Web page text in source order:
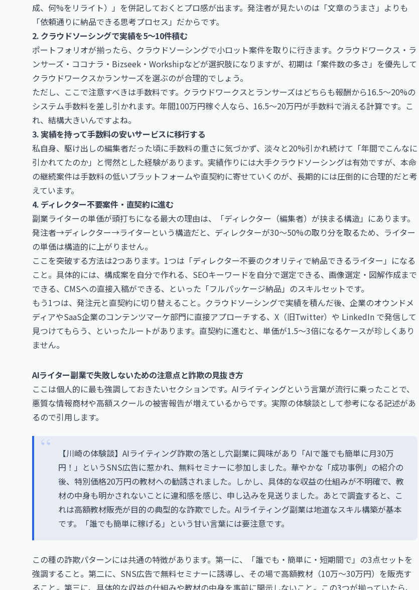
成、何%をリライト）」を併記しておくとプロ感が出ます。発注者が見たいのは「文章のうまさ」よりも
「依頼通りに納品できる思考プロセス」だからです。
2. クラウドソーシングで実績を5〜10件積む
ポートフォリオが揃ったら、クラウドソーシングで小ロット案件を取りに行きます。クラウドワークス・ラ
ンサーズ・ココナラ・Bizseek・Workshipなどが選択肢になりますが、初期は「案件数の多さ」を優先して
クラウドワークスかランサーズを選ぶのが合理的でしょう。
ただし、ここで注意すべきは手数料です。クラウドワークスとランサーズはどちらも報酬から16.5〜20%の
システム手数料を差し引かれます。年間100万円稼ぐ人なら、16.5〜20万円が手数料で消える計算です。こ
れ、結構大きいんですよね。
3. 実績を持って手数料の安いサービスに移行する
私自身、駆け出しの編集者だった頃に手数料の重さに気づかず、淡々と20%引かれ続けて「年間でこんなに
引かれてたのか」と愕然とした経験があります。実績作りには大手クラウドソーシングは有効ですが、本命
の継続案件は手数料の低いプラットフォームや直契約に寄せていくのが、長期的には圧倒的に合理的だと考
えています。
4. ディレクター不要案件・直契約に進む
副業ライターの単価が頭打ちになる最大の理由は、「ディレクター（編集者）が挟まる構造」にあります。
発注者→ディレクター→ライターという構造だと、ディレクターが30〜50%の取り分を取るため、ライター
の単価は構造的に上がりません。
ここを突破する方法は2つあります。1つは「ディレクター不要のクオリティで納品できるライター」になる
こと。具体的には、構成案を自分で作れる、SEOキーワードを自分で選定できる、画像選定・図解作成まで
できる、CMSへの直接入稿ができる、といった「フルパッケージ納品」のスキルセットです。
もう1つは、発注元と直契約に切り替えること。クラウドソーシングで実績を積んだ後、企業のオウンドメ
ディアやSaaS企業のコンテンツマーケ部門に直接アプローチする、X（旧Twitter）や LinkedIn で発信して
見つけてもらう、といったルートがあります。直契約に進むと、単価が1.5〜3倍になるケースが珍しくあり
ません。
AIライター副業で失敗しないための注意点と詐欺の見抜き方
ここは個人的に最も強調しておきたいセクションです。AIライティングという言葉が流行に乗ったことで、
悪質な情報商材や高額スクールの被害報告が増えているからです。実際の体験談として参考になる記述があ
るので引用します。
【川崎の体験談】AIライティング詐欺の落とし穴副業に興味があり「AIで誰でも簡単に月30万
円！」というSNS広告に惹かれ、無料セミナーに参加しました。華やかな「成功事例」の紹介の
後、特別価格20万円の教材への勧誘されました。しかし、具体的な収益の仕組みが不明確で、教
材の中身も明かされないことに違和感を感じ、申し込みを見送りました。あとで調査すると、こ
れは高額教材販売が目的の典型的な詐欺でした。AIライティング副業は地道なスキル構築が基本
です。「誰でも簡単に稼げる」という甘い言葉には要注意です。
この種の詐欺パターンには共通の特徴があります。第一に、「誰でも・簡単に・短期間で」の3点セットを
強調すること。第二に、SNS広告で無料セミナーに誘導し、その場で高額教材（10万〜30万円）を販売す
ること。第三に、具体的な収益の仕組みや教材の中身を事前に開示しないこと。この3つが揃っていたら、